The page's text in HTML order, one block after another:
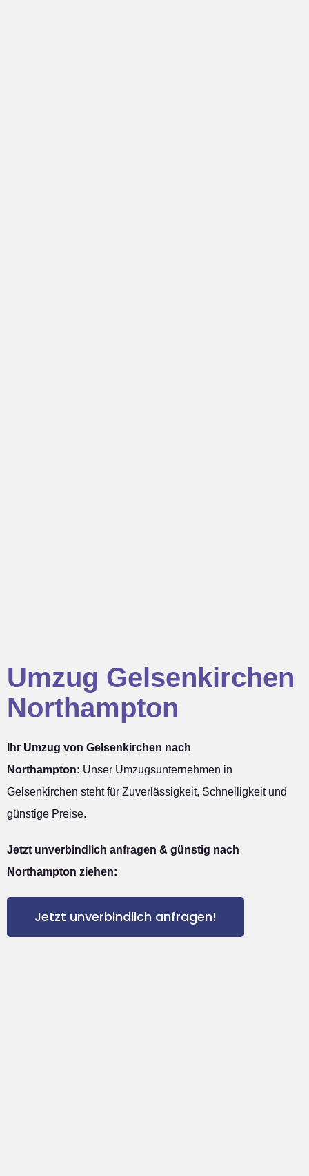
Umzug Gelsenkirchen
Northampton
Ihr Umzug von Gelsenkirchen nach
Northampton: Unser Umzugsunternehmen in
Gelsenkirchen steht für Zuverlässigkeit, Schnelligkeit und
günstige Preise.
Jetzt unverbindlich anfragen & günstig nach
Northampton ziehen:
Jetzt unverbindlich anfragen!